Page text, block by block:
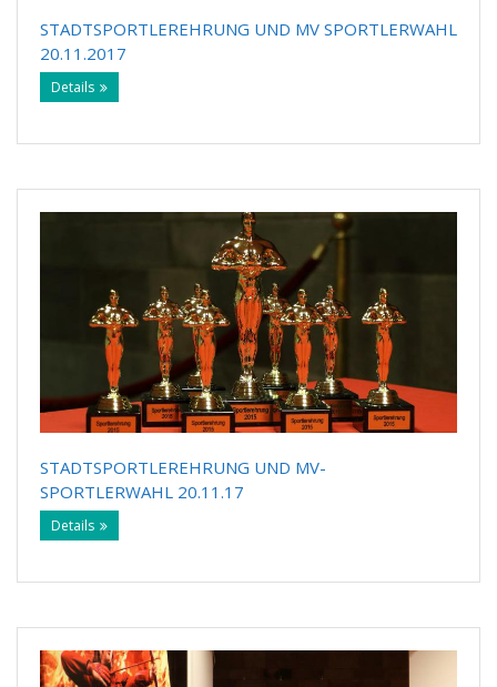
STADTSPORTLEREHRUNG UND MV SPORTLERWAHL
20.11.2017
Details
STADTSPORTLEREHRUNG UND MV-
SPORTLERWAHL 20.11.17
Details